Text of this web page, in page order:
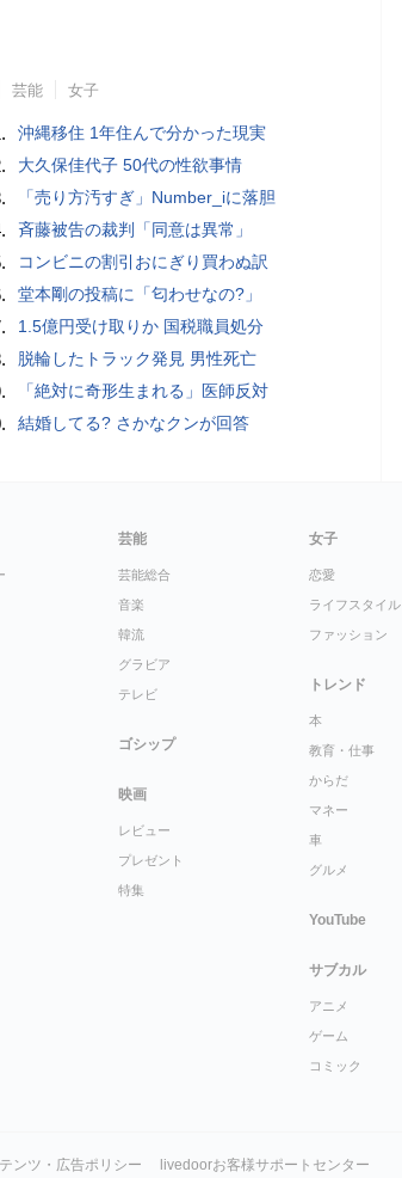
芸能 女子
沖縄移住 1年住んで分かった現実
大久保佳代子 50代の性欲事情
「売り方汚すぎ」Number_iに落胆
斉藤被告の裁判「同意は異常」
コンビニの割引おにぎり買わぬ訳
堂本剛の投稿に「匂わせなの?」
1.5億円受け取りか 国税職員処分
脱輪したトラック発見 男性死亡
「絶対に奇形生まれる」医師反対
結婚してる? さかなクンが回答
芸能
芸能総合
音楽
韓流
グラビア
テレビ
ゴシップ
映画
レビュー
プレゼント
特集
女子
恋愛
ライフスタイル
ファッション
トレンド
本
教育・仕事
からだ
マネー
車
グルメ
YouTube
サブカル
アニメ
ゲーム
コミック
ンツ・広告ポリシー livedoorお客様サポートセンター